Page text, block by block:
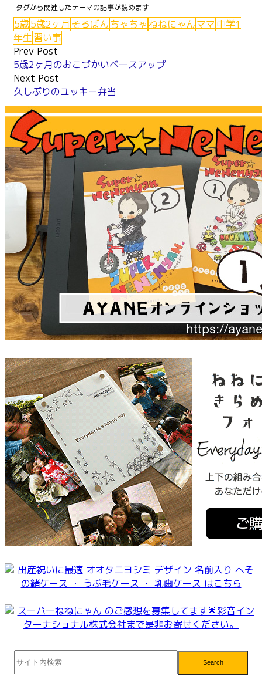
Pinterest
5歳5歳2ヶ月 そろばん ちゃちゃねねにゃんママ 中学1
年生習い事
Post
navigation
Prev Post
5歳2ヶ月のおこづかいベースアップ
Next Post
久しぶりのユッキー弁当
Search